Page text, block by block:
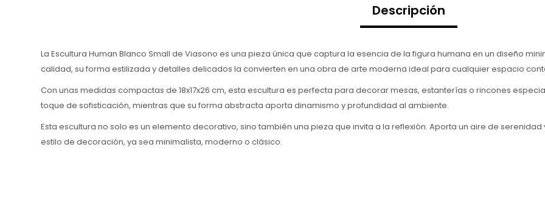
Descripción
La Escultura Human Blanco Small de Viasono es una pieza única que captura la esencia de la figura humana en un diseño
calidad, su forma estilizada y detalles delicados la convierten en una obra de arte moderna ideal para cualquier espacio
Con unas medidas compactas de 18x17x26 cm, esta escultura es perfecta para decorar mesas, estanterías o rincones
toque de sofisticación, mientras que su forma abstracta aporta dinamismo y profundidad al ambiente.
Esta escultura no solo es un elemento decorativo, sino también una pieza que invita a la reflexión. Aporta un aire de
estilo de decoración, ya sea minimalista, moderno o clásico.